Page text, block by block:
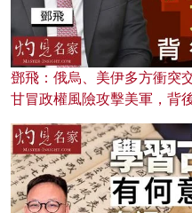
鄧飛：俄烏、美伊多方衝突
甘冒政權風險攻擊美軍，背